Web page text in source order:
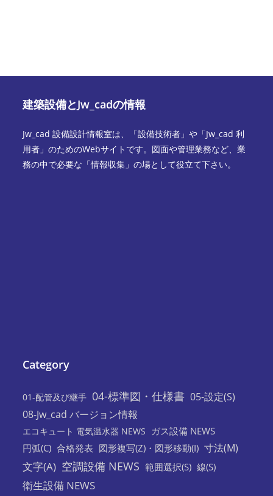
建築設備とJw_cadの情報
Jw_cad 設備設計情報室は、「設備技術者」や「Jw_cad 利
用者」のためのWebサイトです。図面や管理業務など、業
務の中で必要な「情報収集」の場として役立て下さい。
Category
01-配管及び継手 04-標準図・仕様書 05-設定(S)
08-Jw_cad バージョン情報
エコキュート 電気温水器 NEWS
ガス設備 NEWS
円弧(C) 合格発表 図形複写(Z)・図形移動(I) 寸法(M)
文字(A) 空調設備 NEWS 範囲選択(S) 線(S)
衛生設備 NEWS